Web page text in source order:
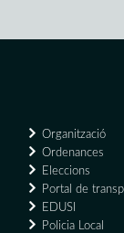
Organització
Ordenances
Eleccions
Portal de
EDUSI
Policia Local